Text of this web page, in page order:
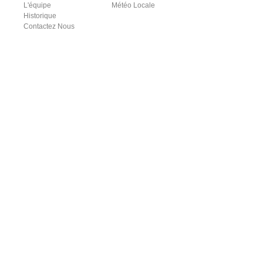
L'équipe
Historique
Contactez Nous
Météo Locale